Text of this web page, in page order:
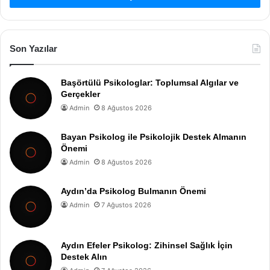
Son Yazılar
Başörtülü Psikologlar: Toplumsal Algılar ve
Gerçekler
Admin 8 Ağustos 2026
Bayan Psikolog ile Psikolojik Destek Almanın
Önemi
Admin 8 Ağustos 2026
Aydın’da Psikolog Bulmanın Önemi
Admin 7 Ağustos 2026
Aydın Efeler Psikolog: Zihinsel Sağlık İçin
Destek Alın